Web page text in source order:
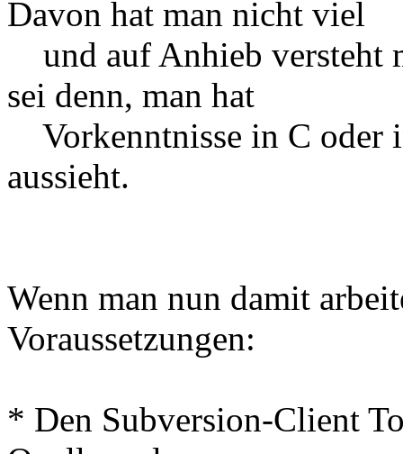
Davon hat man nicht viel
und auf Anhieb versteht
sei denn, man hat
Vorkenntnisse in C oder
aussieht.
Wenn man nun damit
Voraussetzungen:
* Den Subversion-Client